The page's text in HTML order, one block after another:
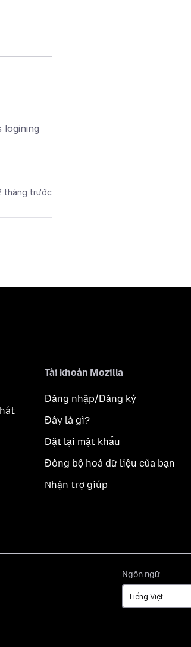
logining
tháng trước
Tài khoản Mozilla
Đăng nhập/Đăng ký
Đây là gì?
Đặt lại mật khẩu
Đồng bộ hoá dữ liệu của bạn
Nhận trợ giúp
Ngôn ngữ
ngữ